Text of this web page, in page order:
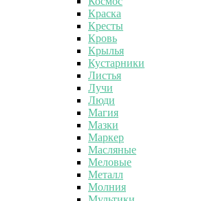
Краска
Кресты
Кровь
Крылья
Кустарники
Листья
Лучи
Люди
Магия
Мазки
Маркер
Масляные
Меловые
Металл
Молния